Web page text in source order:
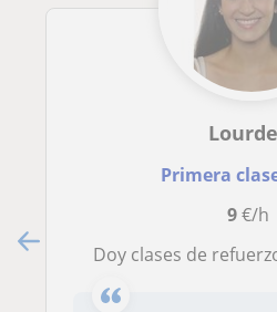
Primera
9€/h
Doy clases de